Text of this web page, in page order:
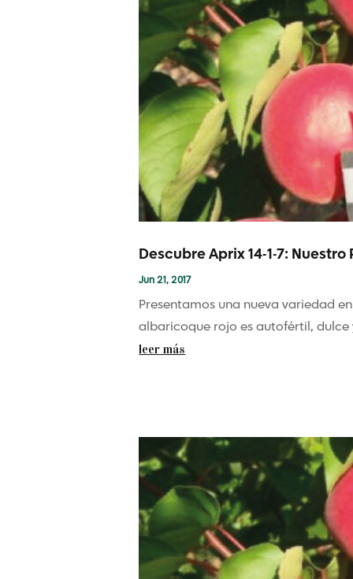
Descubre Aprix 14-1-7:
Jun 21, 2017
Presentamos una nueva variedad
albaricoque rojo es autofértil, dulce
leer más